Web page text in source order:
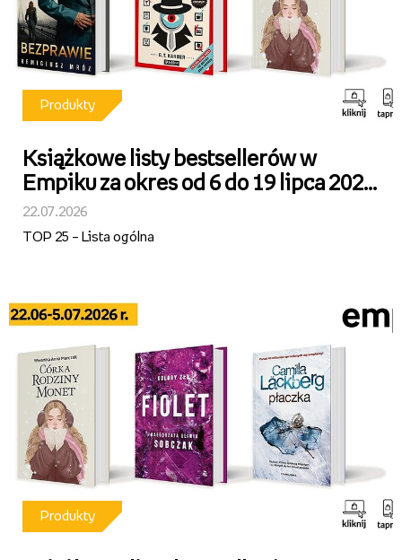
Produkty
Książkowe listy bestsellerów w
Empiku za okres od 6 do 19 lipca 2026
r.
22.07.2026
TOP 25 – Lista ogólna
Produkty